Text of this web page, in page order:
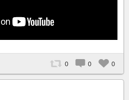
0 0 0